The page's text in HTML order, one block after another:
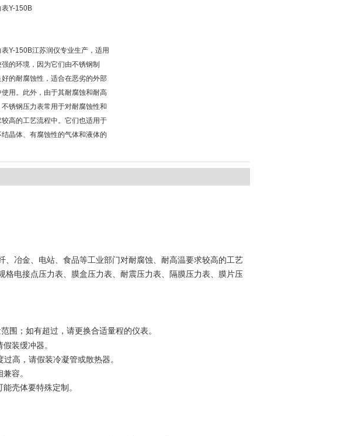
Y-150B
Y-150B江苏润仪专业生产，适用
的环境，因为它们由不锈钢制
好的耐腐蚀性，适合在恶劣的外部
使用。此外，由于其耐腐蚀和耐高
锈钢压力表常用于对耐腐蚀性和
高的工艺流程中。它们也适用于
晶体、有腐蚀性的气体和液体的
、冶金、电站、食品等工业部门对耐腐蚀、耐高温要求较高的工艺
电接点压力表、膜盒压力表、耐震压力表、隔膜压力表、膜片压
围；如有超过，请更换合适量程的仪表。
装缓冲器。
高，请假装冷凝管或散热器。
容。
壳体要特殊定制。